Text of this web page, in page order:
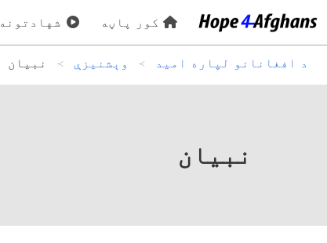
کور پاڼه شهادتونه
د افغانانو لپاره امید وېشنيزې نبیان
نبیان